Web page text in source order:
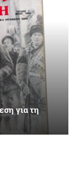
για τη